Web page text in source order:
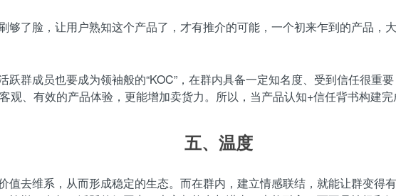
了脸，让用户熟知这个产品了，才有推介的可能，一个初来乍到的产品，
群成员也要成为领袖般的“KOC”，在群内具备一定知名度、受到信任很重
、有效的产品体验，更能增加卖货力。所以，当产品认知+信任背书构建完
五、 温度
去维系，从而形成稳定的生态。而在群内，建立情感联结，就能让群变得